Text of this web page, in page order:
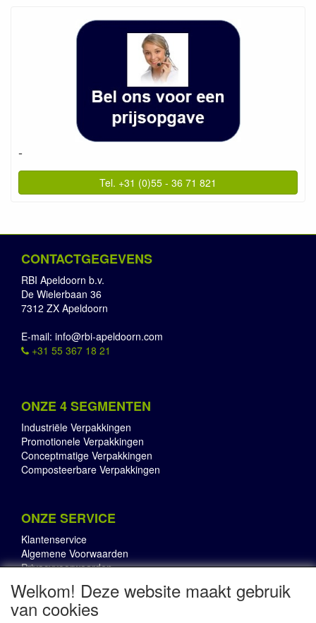
-
Tel. +31 (0)55 - 36 71 821
CONTACTGEGEVENS
RBI Apeldoorn b.v.
De Wielerbaan 36
7312 ZX Apeldoorn
E-mail: info@rbi-apeldoorn.com
+31 55 367 18 21
ONZE 4 SEGMENTEN
Industriële Verpakkingen
Promotionele Verpakkingen
Conceptmatige Verpakkingen
Composteerbare Verpakkingen
ONZE SERVICE
Klantenservice
Algemene Voorwaarden
Privacyvoorwaarden
OVER RBI
Welkom! Deze website maakt gebruik
van cookies